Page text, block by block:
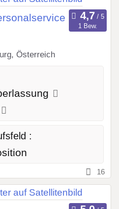
1 Bew.
Österreich
:
16